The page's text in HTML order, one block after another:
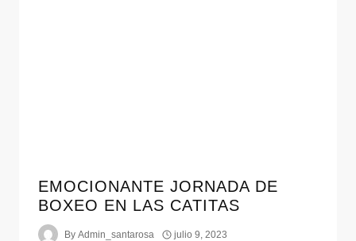
EMOCIONANTE JORNADA DE
BOXEO EN LAS CATITAS
By Admin_santarosa julio 9, 2023